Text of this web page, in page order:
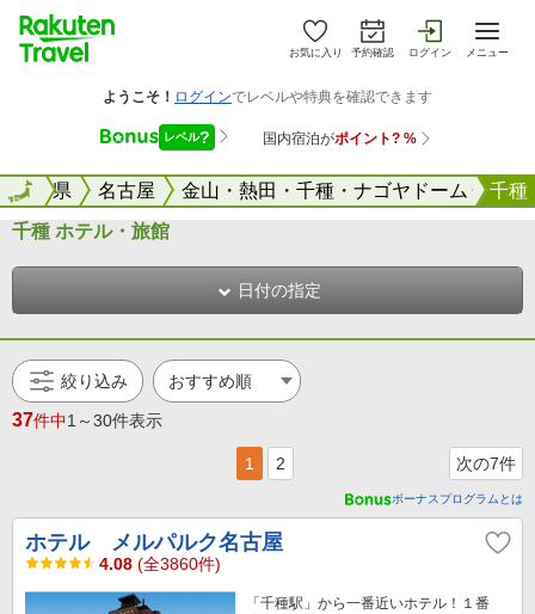
お気に入り 予約確認 ログイン メニュー
国愛知県 名古屋 金山・熱田・千種・ナゴヤドーム 千種
全国
千種 ホテル・旅館
日付の指定
絞り込み
37件中1～30件表示
1 2 次の7件
ボーナスプログラムとは
ホテル メルパルク名古屋
4.08 (全3860件)
「千種駅」から一番近いホテル！１番